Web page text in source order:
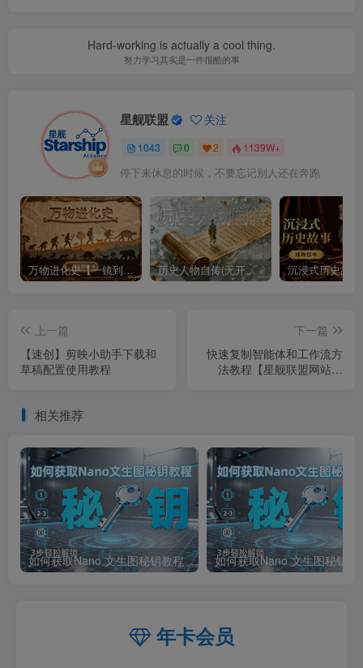
Hard-working is actually a cool thing.
努力学习其实是一件很酷的事
星舰联盟 关注
1043 0 2 1139W+
停下来休息的时候，不要忘记别人还在奔跑
万物进化史【一镜到底】 历史人物自传(无开头模板)
上一篇
【速创】剪映小助手下载和
草稿配置使用教程
下一篇
快速复制智能体和工作流方
法教程【星舰联盟网站会
相关推荐
如何获取Nano 文生图秘钥教程 如何获取Nano 文生图秘钥教
年卡会员